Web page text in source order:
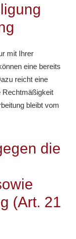
mit Ihrer
eine bereits
reicht eine
Rechtmäßigkeit
bleibt vom
die
(Art. 21